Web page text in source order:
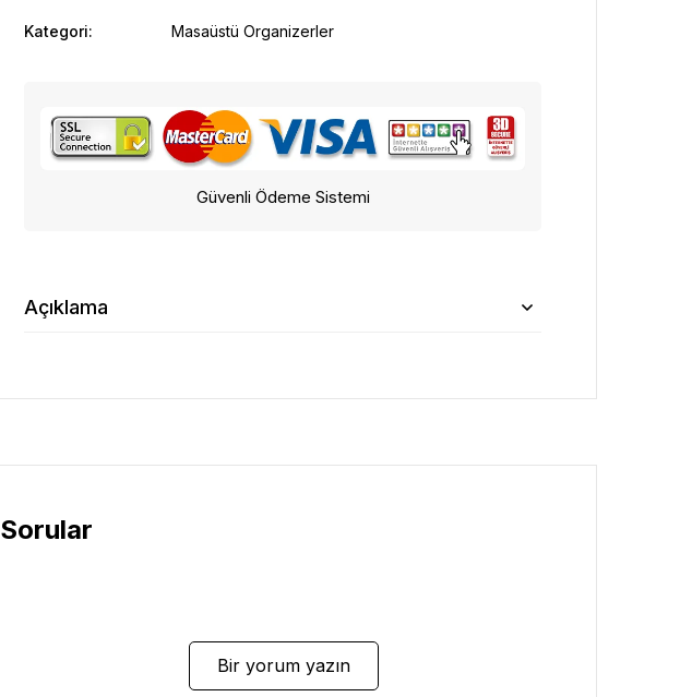
Kategori: Masaüstü Organizerler
Güvenli Ödeme Sistemi
Açıklama
Sorular
Bir yorum yazın